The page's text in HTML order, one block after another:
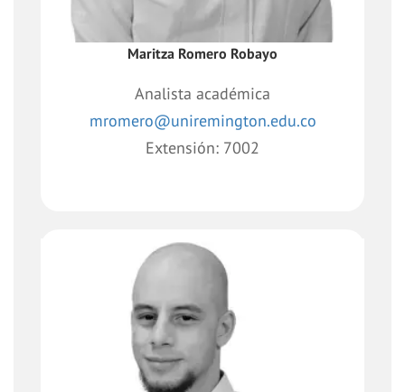
Maritza Romero Robayo
Analista académica
mromero@uniremington.edu.co
Extensión: 7002